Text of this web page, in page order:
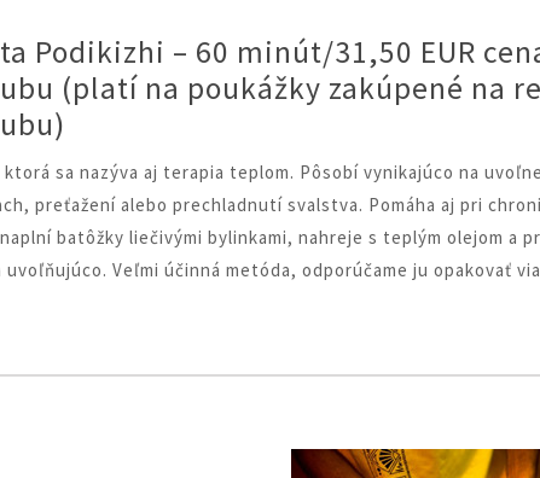
Podikizhi – 60 minút/31,50 EUR
(platí na poukážky zakúpené na
ktorá sa nazýva aj terapia teplom. Pôsobí vynikajúco na
preťažení alebo prechladnutí svalstva. Pomáha aj pri
batôžky liečivými bylinkami, nahreje s teplým olejom a
Veľmi účinná metóda, odporúčame ju opakovať